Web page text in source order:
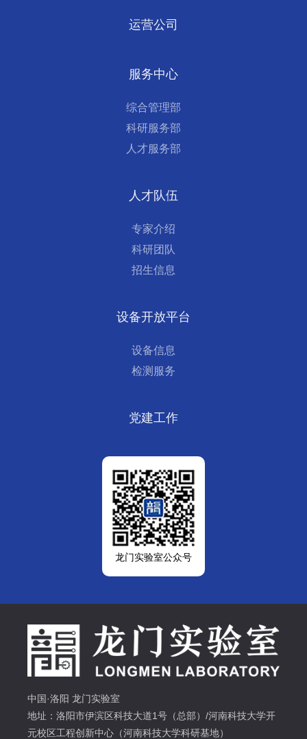
运营公司
服务中心
综合管理部
科研服务部
人才服务部
人才队伍
专家介绍
科研团队
招生信息
设备开放平台
设备信息
检测服务
党建工作
龙门实验室公众号
中国·洛阳 龙门实验室
地址：洛阳市伊滨区科技大道1号（总部）/河南科技大学开
元校区工程创新中心（河南科技大学科研基地）